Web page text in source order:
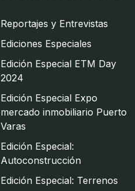
Reportajes y Entrevistas
Ediciones Especiales
Edición Especial ETM Day
2024
Edición Especial Expo
mercado inmobiliario Puerto
Varas
Edición Especial:
Autoconstrucción
Edición Especial: Terrenos